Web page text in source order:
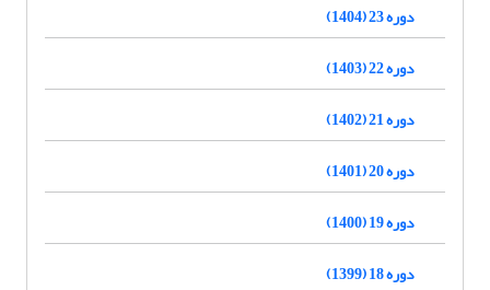
دوره 23 (1404)
دوره 22 (1403)
دوره 21 (1402)
دوره 20 (1401)
دوره 19 (1400)
دوره 18 (1399)